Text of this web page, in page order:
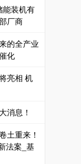
能装机有
厂商
的全产业
化
亮相 机
消息！
土重来！
法案_基